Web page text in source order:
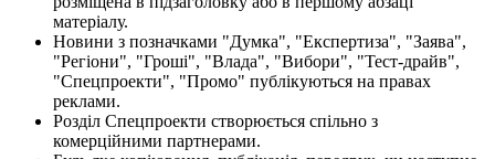
матеріалу.
Новини з позначками "Думка", "Експертиза", "Заява",
"Регіони", "Гроші", "Влада", "Вибори", "Тест-драйв",
"Спецпроекти", "Промо" публікуються на правах
реклами.
Розділ Спецпроекти створюється спільно з
комерційними партнерами.